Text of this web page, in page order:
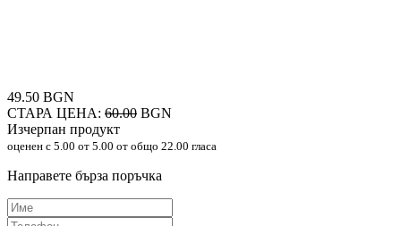
49.50 BGN
СТАРА ЦЕНА: 60.00 BGN
Изчерпан продукт
оценен с 5.00 от 5.00 от общо 22.00 гласа
Направете бърза поръчка